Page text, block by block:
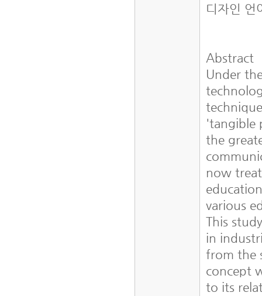
디자인 언
Abstract
Under
'tangible
the
now
various
This
in
from the
concept
to its